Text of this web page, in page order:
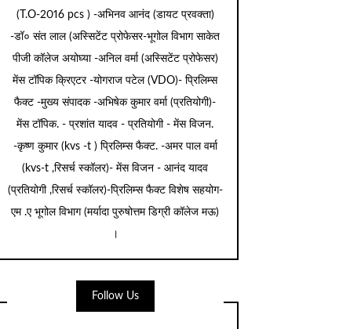
(T.O-2016 pcs ) -अभिनव आनंद (डायट प्रवक्ता)
-डॉ० संत लाल (अस्सिटेंट प्रोफेसर-भूगोल विभाग साकेत
पीजी कॉलेज अयोघ्या -अनिल वर्मा (अस्सिटेंट प्रोफेसर)
मेंस टॉपिक क्रिएटर -योगराज पटेल (VDO)- प्रिलिम्स
फैक्ट -मुख्य संपादक -अभिषेक कुमार वर्मा (प्रतियोगी)-
मेंस टॉपिक. - प्रशांत यादव - प्रतियोगी - मेंस विजन.
-कृष्ण कुमार (kvs -t ) प्रिलिम्स फैक्ट. -अमर पाल वर्मा
(kvs-t ,रिसर्च स्कॉलर)- मेंस विजन - आनंद यादव
(प्रतियोगी ,रिसर्च स्कॉलर)-प्रिलिम्स फैक्ट विशेष सहयोग-
एम .ए भूगोल विभाग (मर्यादा पुरुषोत्तम डिग्री कॉलेज मऊ)
।
Follow Us